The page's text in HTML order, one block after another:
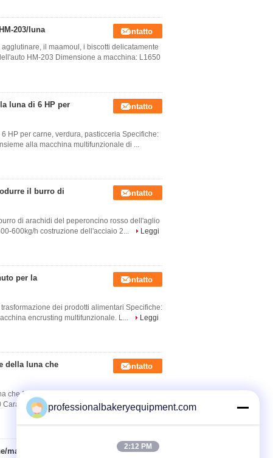
203/luna Contatto
il maamoul, i biscotti delicatamente
HM-203 Dimensione a macchina: L1650
luna di 6 HP per
Contatto
HP per carne, verdura, pasticceria Specifiche:
alla macchina multifunzionale di ...
il burro di
Contatto
di arachidi del peperoncino rosso dell'aglio
600kg/h costruzione dell'acciaio 2...
Leggi
per la
Contatto
dei prodotti alimentari Specifiche:
encrusting multifunzionale. L...
Leggi
della luna che
Contatto
forma le macchine elettriche Descrizione:
A-1 La capacità massima per i ...
macchina del Contatto
professionalbakeryequipment.com
2:12 PM